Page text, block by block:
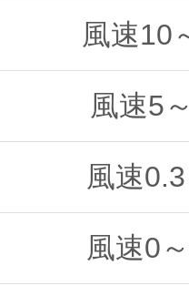
風速10
風速5
風速
風速0